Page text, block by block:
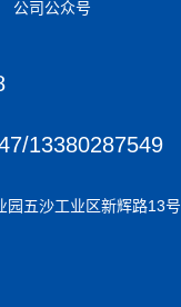
公司公众号
13380287549
园五沙工业区新辉路13号